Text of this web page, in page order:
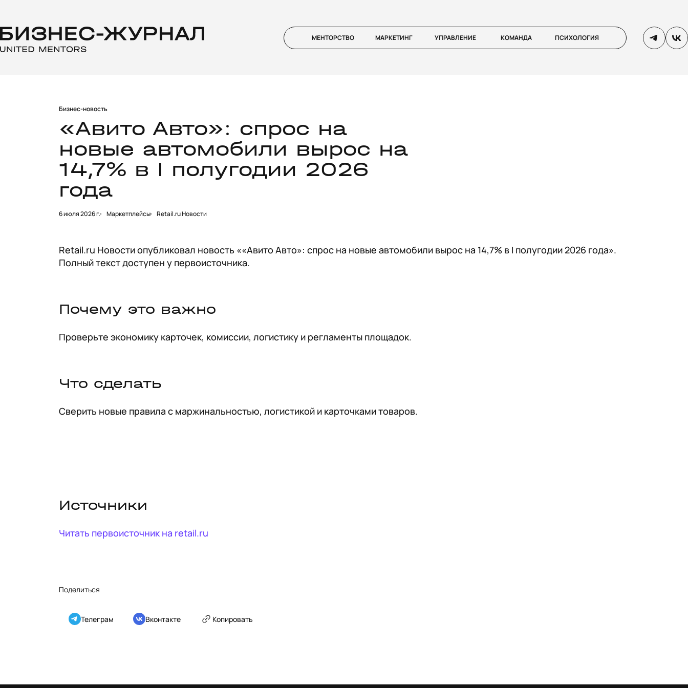
МЕНТОРСТВО МАРКЕТИНГ УПРАВЛЕНИЕ КОМАНДА ПСИХОЛОГИЯ
Бизнес-новость
«Авито Авто»: спрос на
новые автомобили вырос на
14,7% в I полугодии 2026
года
6 июля 2026 г. Маркетплейсы Retail.ru Новости
Retail.ru Новости опубликовал новость ««Авито Авто»: спрос на новые автомобили вырос на 14,7% в I полугодии 2026 года».
Полный текст доступен у первоисточника.
Почему это важно
Проверьте экономику карточек, комиссии, логистику и регламенты площадок.
Что сделать
Сверить новые правила с маржинальностью, логистикой и карточками товаров.
Источники
Читать первоисточник на retail.ru
Поделиться
Телеграм Вконтакте Копировать